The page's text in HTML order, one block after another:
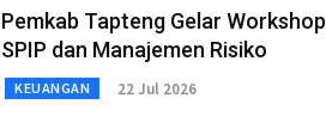
Pemkab Tapteng Gelar Workshop
SPIP dan Manajemen Risiko
KEUANGAN 22 Jul 2026